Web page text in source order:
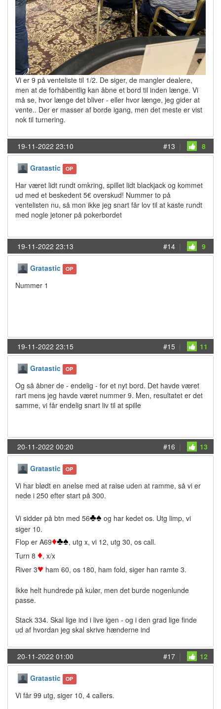
Vi er 9 på venteliste til 1/2. De siger, de mangler dealere,
men at de forhåbentlig kan åbne et bord til inden længe. Vi
må se, hvor længe det bliver - eller hvor længe, jeg gider at
vente.. Der er masser af borde igang, men det meste er vist
nok til turnering.
19-11-2022 23:10 #13 | 8
Gratastic OP
Har været lidt rundt omkring, spillet lidt blackjack og kommet
ud med et beskedent 5€ overskud! Nummer to på
ventelisten nu, så mon ikke jeg snart får lov til at kaste rundt
med nogle jetoner på pokerbordet
19-11-2022 23:13 #14 | 9
Gratastic OP
Nummer 1
19-11-2022 23:15 #15 | 11
Gratastic OP
Og så åbner de - endelig - for et nyt bord. Det havde været
rart mens jeg havde været nummer 9. Men, resultatet er det
samme, vi får endelig snart liv til at spille
20-11-2022 00:20 #16 | 13
Gratastic OP
Vi har blødt en anelse med at raise uden at ramme, så vi er
nede i 250 efter start på 300.
Vi sidder på btn med 56♣♠ og har kedet os. Utg limp, vi
siger 10.
Flop er A69♦♣♠, utg x, vi 12, utg 30, os call.
Turn 8 ♦, x/x
River 3♥ ham 60, os 180, ham fold, siger han ramte 3.
Ikke helt hundrede på kulør, men det burde nogenlunde
passe.
Stack 334. Skal lige ind i live igen - og i den grad lige finde
ud af hvordan jeg skal skrive hænderne ind
20-11-2022 01:00 #17 | 12
Gratastic OP
Vi får 99 utg, siger 10, 4 callers.